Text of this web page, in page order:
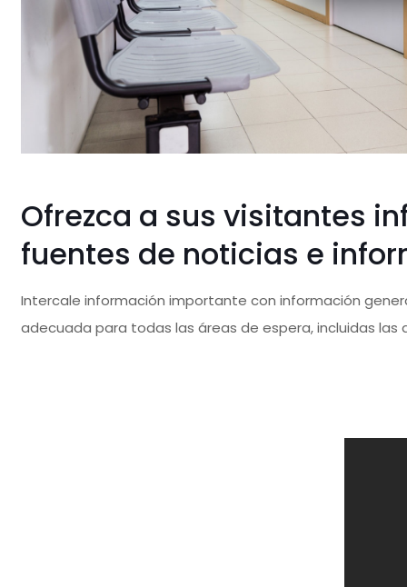
Ofrezca a sus visitantes
fuentes de noticias e
Intercale información importante con información
adecuada para todas las áreas de espera, incluidas